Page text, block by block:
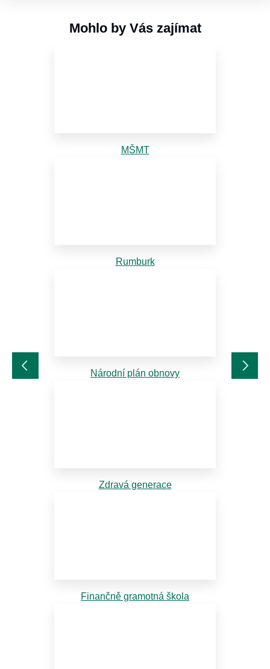
Mohlo by Vás zajímat
MŠMT
Rumburk
Národní plán obnovy
Zdravá generace
Finančně gramotná škola